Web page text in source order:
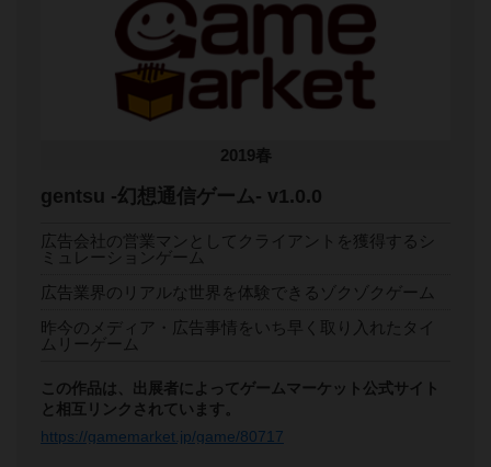
2019春
gentsu -幻想通信ゲーム- v1.0.0
広告会社の営業マンとしてクライアントを獲得するシ
ミュレーションゲーム
広告業界のリアルな世界を体験できるゾクゾクゲーム
昨今のメディア・広告事情をいち早く取り入れたタイ
ムリーゲーム
この作品は、出展者によってゲームマーケット公式サイト
と相互リンクされています。
https://gamemarket.jp/game/80717